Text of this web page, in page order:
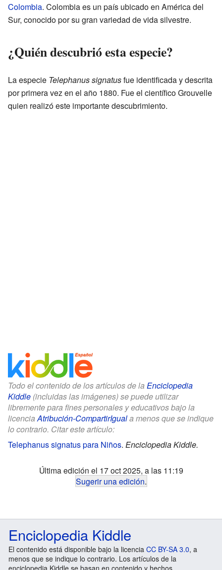
Colombia. Colombia es un país ubicado en América del
Sur, conocido por su gran variedad de vida silvestre.
¿Quién descubrió esta especie?
La especie Telephanus signatusfue identificada y descrita
por primera vez en el año 1880. Fue el científico Grouvelle
quien realizó este importante descubrimiento.
Todo el contenido de los artículos de la Enciclopedia
Kiddle (incluidas las imágenes) se puede utilizar
libremente para fines personales y educativos bajo la
licenciaAtribución-CompartirIguala menos que se indique
lo contrario. Citar este artículo:
Telephanus signatus para Niños. Enciclopedia Kiddle.
Última edición el 17 oct 2025, a las 11:19
Sugerir una edición.
Enciclopedia Kiddle
El contenido está disponible bajo la licencia CC BY-SA 3.0, a
menos que se indique lo contrario. Los artículos de la
enciclopedia Kiddle se basan en contenido y hechos